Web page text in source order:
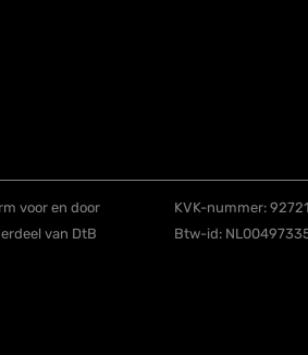
voor en door
van DtB
KVK-nummer:
Btw-id: